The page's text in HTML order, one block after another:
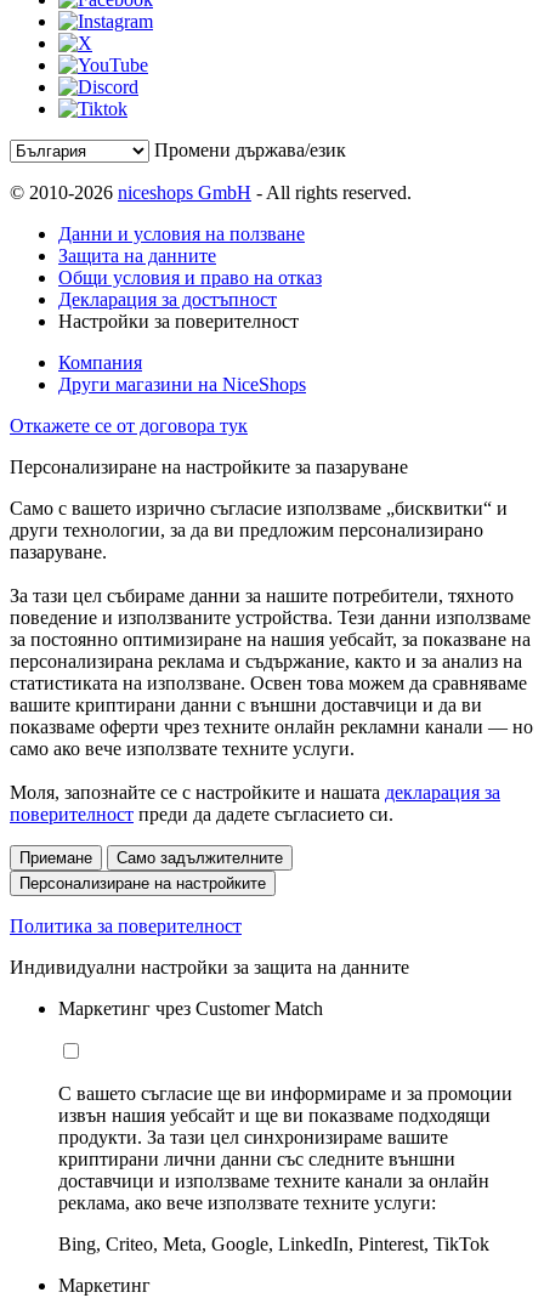
Промени държава/език
© 2010-2026 niceshops GmbH - All rights reserved.
Данни и условия на ползване
Защита на данните
Общи условия и право на отказ
Декларация за достъпност
Настройки за поверителност
Компания
Други магазини на NiceShops
Откажете се от договора тук
Персонализиране на настройките за пазаруване
Само с вашето изрично съгласие използваме „бисквитки“ и
други технологии, за да ви предложим персонализирано
пазаруване.
За тази цел събираме данни за нашите потребители, тяхното
поведение и използваните устройства. Тези данни използваме
за постоянно оптимизиране на нашия уебсайт, за показване на
персонализирана реклама и съдържание, както и за анализ на
статистиката на използване. Освен това можем да сравняваме
вашите криптирани данни с външни доставчици и да ви
показваме оферти чрез техните онлайн рекламни канали — но
само ако вече използвате техните услуги.
Моля, запознайте се с настройките и нашата декларация за
поверителност преди да дадете съгласието си.
Приемане
Само задължителните
Персонализиране на настройките
Политика за поверителност
Индивидуални настройки за защита на данните
Маркетинг чрез Customer Match
С вашето съгласие ще ви информираме и за промоции
извън нашия уебсайт и ще ви показваме подходящи
продукти. За тази цел синхронизираме вашите
криптирани лични данни със следните външни
доставчици и използваме техните канали за онлайн
реклама, ако вече използвате техните услуги:
Bing, Criteo, Meta, Google, LinkedIn, Pinterest, TikTok
Маркетинг